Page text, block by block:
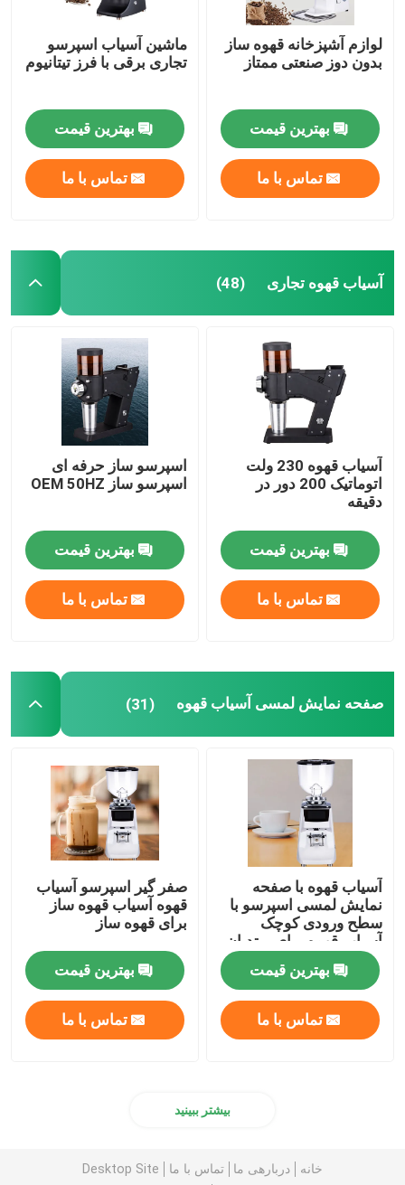
لوازم آشپزخانه قهوه ساز
بدون دوز صنعتی ممتاز
بهترین قیمت
تماس با ما
ماشین آسیاب اسپرسو
تجاری برقی با فرز تیتانیوم
بهترین قیمت
تماس با ما
آسیاب قهوه تجاری (48)
آسیاب قهوه 230 ولت
اتوماتیک 200 دور در
دقیقه
بهترین قیمت
تماس با ما
اسپرسو ساز حرفه ای
اسپرسو ساز OEM 50HZ
بهترین قیمت
تماس با ما
صفحه نمایش لمسی آسیاب قهوه (31)
آسیاب قهوه با صفحه
نمایش لمسی اسپرسو با
سطح ورودی کوچک
آسیاب قهوه برای مبتدیان
بهترین قیمت
تماس با ما
صفر گیر اسپرسو آسیاب
قهوه آسیاب قهوه ساز
برای قهوه ساز
بهترین قیمت
تماس با ما
بیشتر ببینید
خانه دربارهی ما تماس با ما
Desktop Site